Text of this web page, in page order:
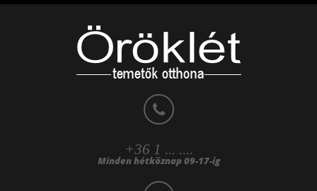
+36 1 ... ....
Minden hétköznap 09-17-ig